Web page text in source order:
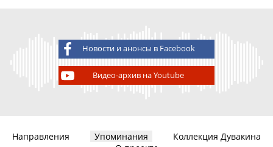
Новости и анонсы в Facebook
Видео-архив на Youtube
Направления Упоминания
Коллекция Дувакина